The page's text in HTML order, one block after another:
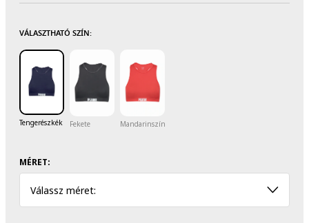
VÁLASZTHATÓ SZÍN:
Tengerészkék Fekete Mandarinszín
MÉRET:
Válassz méret: